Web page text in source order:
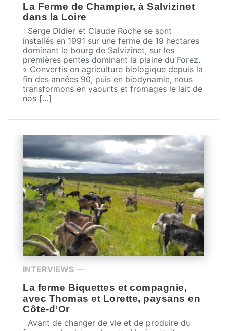
La Ferme de Champier, à Salvizinet
dans la Loire
Serge Didier et Claude Roche se sont
installés en 1991 sur une ferme de 19 hectares
dominant le bourg de Salvizinet, sur les
premières pentes dominant la plaine du Forez.
« Convertis en agriculture biologique depuis la
fin des années 90, puis en biodynamie, nous
transformons en yaourts et fromages le lait de
nos […]
INTERVIEWS —
La ferme Biquettes et compagnie,
avec Thomas et Lorette, paysans en
Côte-d’Or
Avant de changer de vie et de produire du